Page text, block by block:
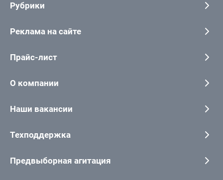
Рубрики
Реклама на сайте
Прайс-лист
О компании
Наши вакансии
Техподдержка
Предвыборная агитация